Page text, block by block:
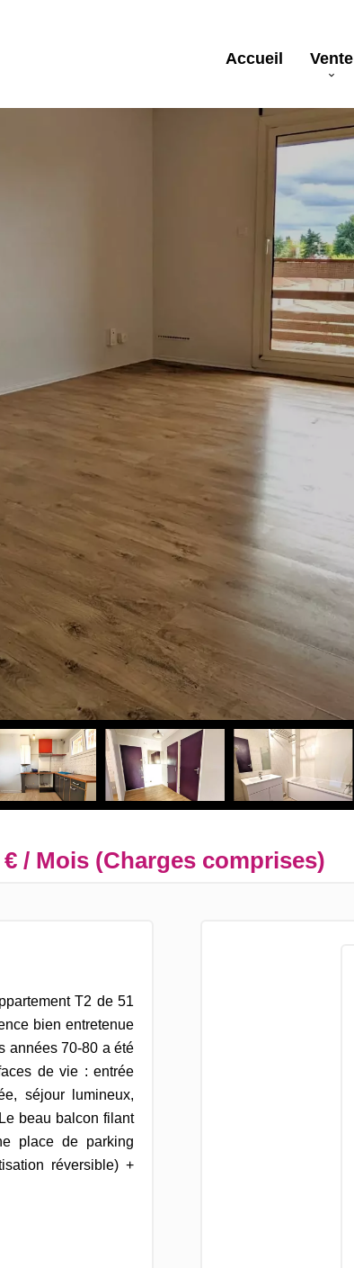
Accueil Vente
€ / Mois (Charges comprises)
T2 de 51
bien entretenue
années 70-80 a été
de vie : entrée
séjour lumineux,
beau balcon filant
place de parking
réversible) +